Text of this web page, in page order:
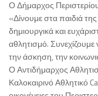
Ο Δήμαρχος
«Δίνουμε στα παιδιά
δημιουργικά και
αθλητισμό.
την άσκηση, την
Ο Αντιδήμαρχος
Καλοκαιρινό Αθλητικό